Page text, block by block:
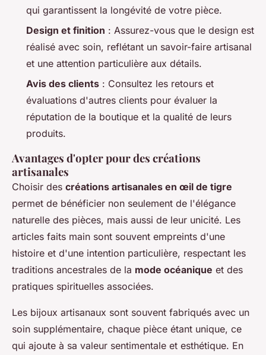
qui garantissent la longévité de votre pièce.
Design et finition : Assurez-vous que le design est
réalisé avec soin, reflétant un savoir-faire artisanal
et une attention particulière aux détails.
Avis des clients : Consultez les retours et
évaluations d'autres clients pour évaluer la
réputation de la boutique et la qualité de leurs
produits.
Avantages d'opter pour des créations
artisanales
Choisir des créations artisanales en œil de tigre
permet de bénéficier non seulement de l'élégance
naturelle des pièces, mais aussi de leur unicité. Les
articles faits main sont souvent empreints d'une
histoire et d'une intention particulière, respectant les
traditions ancestrales de la mode océanique et des
pratiques spirituelles associées.
Les bijoux artisanaux sont souvent fabriqués avec un
soin supplémentaire, chaque pièce étant unique, ce
qui ajoute à sa valeur sentimentale et esthétique. En